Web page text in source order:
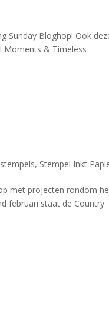
Sunday Bloghop! Ook
Moments & Timeless
, Stempel Inkt
met projecten rondom
februari staat de Country